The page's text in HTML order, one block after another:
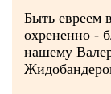
Быть евреем
охрененно -
нашему